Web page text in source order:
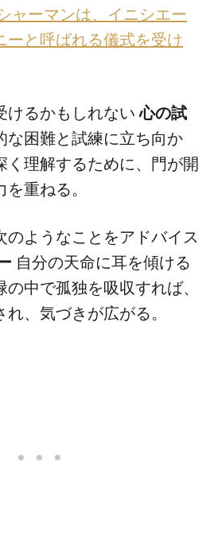
ャーマンは、イニシエー
ーと呼ばれる儀式を受け
けるかもしれない心の試
な困難と試練に立ち向か
く理解するために、門が開
重ねる。
のようなことをアドバイス
自分の天命に耳を傾ける
の中で孤独を吸収すれば、
、気づきが広がる。